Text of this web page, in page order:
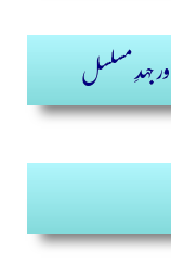
جہدِ مسلسل